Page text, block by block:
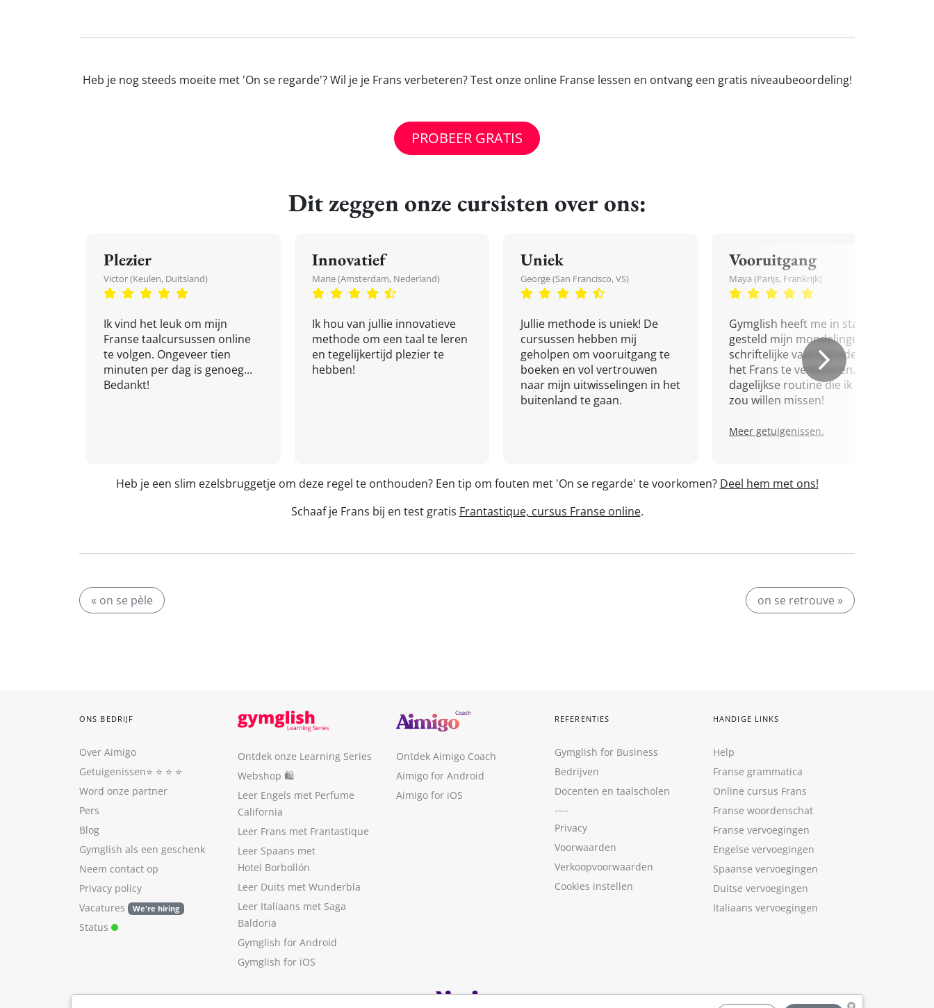
Heb je nog steeds moeite met 'On se regarde'? Wil je je Frans verbeteren? Test onze online Franse lessen en ontvang een gratis niveaubeoordeling!
PROBEER GRATIS
Dit zeggen onze cursisten over ons:
Plezier
Victor (Keulen, Duitsland)
Ik vind het leuk om mijn
Franse taalcursussen online
te volgen. Ongeveer tien
minuten per dag is genoeg...
Bedankt!
Innovatief
Marie (Amsterdam, Nederland)
Ik hou van jullie innovatieve
methode om een taal te leren
en tegelijkertijd plezier te
hebben!
Uniek
George (San Francisco, VS)
Jullie methode is uniek! De
cursussen hebben mij
geholpen om vooruitgang te
boeken en vol vertrouwen
naar mijn uitwisselingen in het
buitenland te gaan.
Vooruitgang
Maya (Parijs, Frankrijk)
Gymglish heeft me in staat
gesteld mijn mondelinge en
schriftelijke vaardigheden in
het Frans te verbeteren. Een
dagelijkse routine die ik niet
zou willen missen!
Meer getuigenissen.
Heb je een slim ezelsbruggetje om deze regel te onthouden? Een tip om fouten met 'On se regarde' te voorkomen? Deel hem met ons!
Schaaf je Frans bij en test gratis Frantastique, cursus Franse online.
« on se pèle on se retrouve »
ONS BEDRIJF
Over Aimigo
Getuigenissen⭐️ ⭐️ ⭐️ ⭐️
Word onze partner
Pers
Blog
Gymglish als een geschenk
Neem contact op
Privacy policy
Vacatures
We're hiring
Status
Ontdek onze Learning Series
Webshop 🛍
Leer Engels met Perfume
California
Leer Frans met Frantastique
Leer Spaans met
Hotel Borbollón
Leer Duits met Wunderbla
Leer Italiaans met Saga
Baldoria
Gymglish for Android
Gymglish for iOS
Ontdek Aimigo Coach
Aimigo for Android
Aimigo for iOS
REFERENTIES
Gymglish for Business
Bedrijven
Docenten en taalscholen
----
Privacy
Voorwaarden
Verkoopvoorwaarden
Cookies instellen
HANDIGE LINKS
Help
Franse grammatica
Online cursus Frans
Franse woordenschat
Franse vervoegingen
Engelse vervoegingen
Spaanse vervoegingen
Duitse vervoegingen
Italiaans vervoegingen